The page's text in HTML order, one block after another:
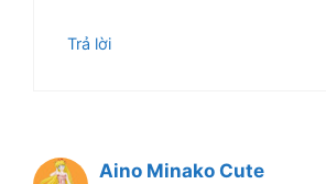
Trả lời
Aino Minako Cute